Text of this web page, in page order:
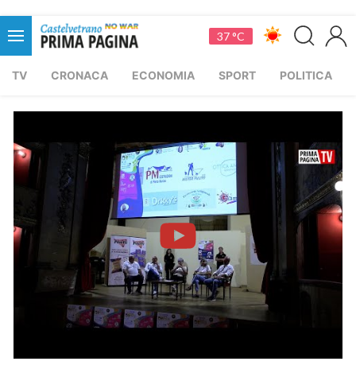
37 °C
TV CRONACA ECONOMIA SPORT POLITICA